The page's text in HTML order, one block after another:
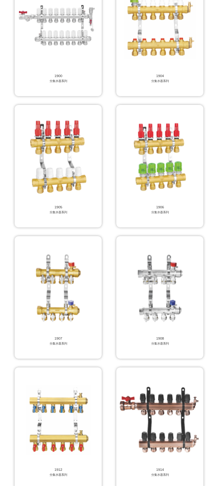
1900
分集水器系列
1904
分集水器系列
1905
分集水器系列
1906
分集水器系列
1907
分集水器系列
1908
分集水器系列
1912
分集水器系列
1914
分集水器系列